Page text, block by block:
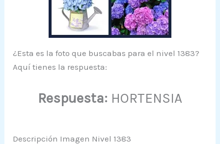
¿Esta es la foto que buscabas para el nivel 1383?
Aquí tienes la respuesta:
Respuesta: HORTENSIA
Descripción Imagen Nivel 1383